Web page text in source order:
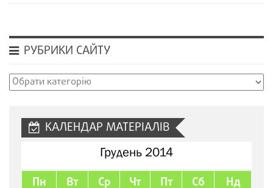
РУБРИКИ САЙТУ
Рубрики
КАЛЕНДАР МАТЕРІАЛІВ
Грудень 2014
Пн Вт Ср Чт Пт Сб Нд